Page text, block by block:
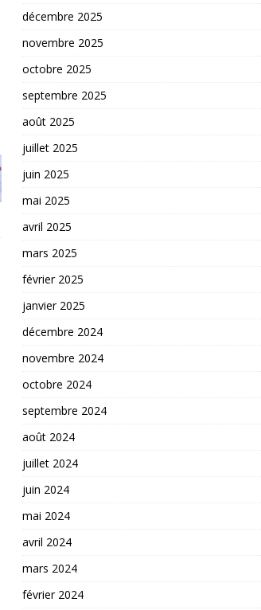
décembre 2025
novembre 2025
octobre 2025
septembre 2025
août 2025
juillet 2025
juin 2025
mai 2025
avril 2025
mars 2025
février 2025
janvier 2025
décembre 2024
novembre 2024
octobre 2024
septembre 2024
août 2024
juillet 2024
juin 2024
mai 2024
avril 2024
mars 2024
février 2024